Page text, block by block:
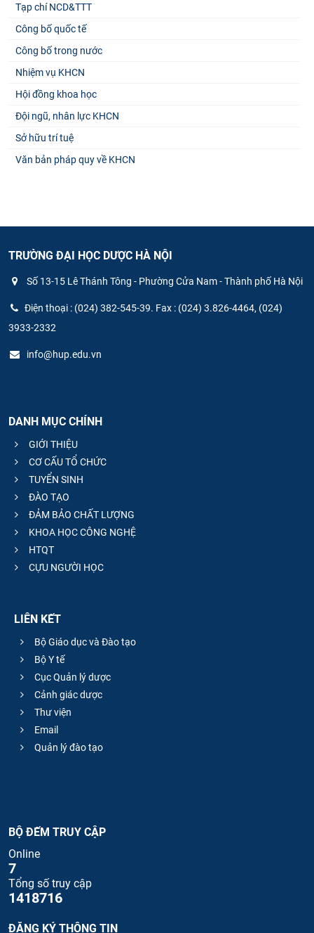
Tạp chí NCD&TTT
Công bố quốc tế
Công bố trong nước
Nhiệm vụ KHCN
Hội đồng khoa học
Đội ngũ, nhân lực KHCN
Sở hữu trí tuệ
Văn bản pháp quy về KHCN
TRƯỜNG ĐẠI HỌC DƯỢC HÀ NỘI
Số 13-15 Lê Thánh Tông - Phường Cửa Nam - Thành phố Hà Nội
Điện thoại : (024) 382-545-39. Fax : (024) 3.826-4464, (024)
3933-2332
info@hup.edu.vn
DANH MỤC CHÍNH
GIỚI THIỆU
CƠ CẤU TỔ CHỨC
TUYỂN SINH
ĐÀO TẠO
ĐẢM BẢO CHẤT LƯỢNG
KHOA HỌC CÔNG NGHỆ
HTQT
CỰU NGƯỜI HỌC
LIÊN KẾT
Bộ Giáo dục và Đào tạo
Bộ Y tế
Cục Quản lý dược
Cảnh giác dược
Thư viện
Email
Quản lý đào tạo
BỘ ĐẾM TRUY CẬP
Online
7
Tổng số truy cập
1418716
ĐĂNG KÝ THÔNG TIN